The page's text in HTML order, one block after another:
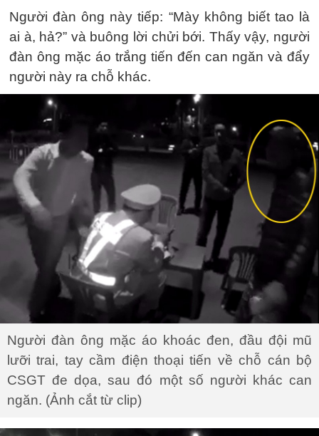
Người đàn ông này tiếp: “Mày không biết tao là
ai à, hả?” và buông lời chửi bới. Thấy vậy, người
đàn ông mặc áo trắng tiến đến can ngăn và đẩy
người này ra chỗ khác.
Người đàn ông mặc áo khoác đen, đầu đội mũ
lưỡi trai, tay cầm điện thoại tiến về chỗ cán bộ
CSGT đe dọa, sau đó một số người khác can
ngăn. (Ảnh cắt từ clip)